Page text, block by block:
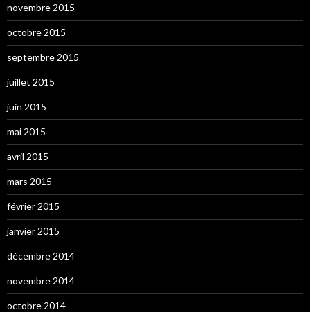
novembre 2015
octobre 2015
septembre 2015
juillet 2015
juin 2015
mai 2015
avril 2015
mars 2015
février 2015
janvier 2015
décembre 2014
novembre 2014
octobre 2014